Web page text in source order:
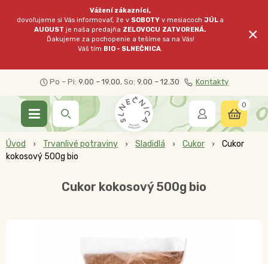
Vážení zákazníci,
dovoľujeme si Vás informovať, že v SOBOTY v mesiacochJÚL a
AUGUST je naša predajňa ZELOVOCU ZATVORENÁ.
Ďakujeme za pochopenie a tešíme sa na Vás!
Váš tím BIO - SLNEČNICA.
×
Po – Pi: 9.00 – 19.00, So: 9.00 – 12.30 Kontakty
0
Úvod Trvanlivé potraviny Sladidlá Cukor
Cukor
kokosový 500g bio
Cukor kokosový 500g bio